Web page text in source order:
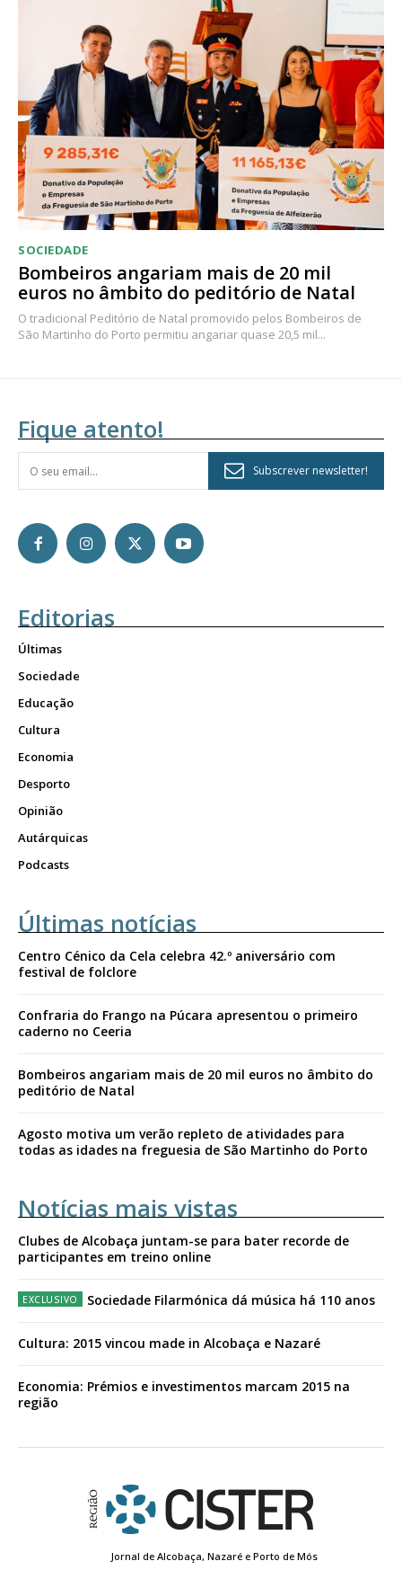
SOCIEDADE
Bombeiros angariam mais de 20 mil
euros no âmbito do peditório de Natal
O tradicional Peditório de Natal promovido pelos Bombeiros de
São Martinho do Porto permitiu angariar quase 20,5 mil...
Fique atento!
Subscrever newsletter!
Editorias
Últimas
Sociedade
Educação
Cultura
Economia
Desporto
Opinião
Autárquicas
Podcasts
Últimas notícias
Centro Cénico da Cela celebra 42.º aniversário com
festival de folclore
Confraria do Frango na Púcara apresentou o primeiro
caderno no Ceeria
Bombeiros angariam mais de 20 mil euros no âmbito do
peditório de Natal
Agosto motiva um verão repleto de atividades para
todas as idades na freguesia de São Martinho do Porto
Notícias mais vistas
Clubes de Alcobaça juntam-se para bater recorde de
participantes em treino online
Sociedade Filarmónica dá música há 110 anos
Cultura: 2015 vincou made in Alcobaça e Nazaré
Economia: Prémios e investimentos marcam 2015 na
região
Jornal de Alcobaça, Nazaré e Porto de Mós